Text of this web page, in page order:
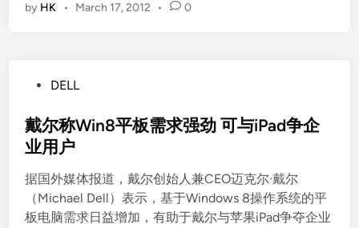
by HK • March 17, 2012 • 0
s
t
d
n
DELL
戴尔称Win8平板需求强劲 可与iPad争企
业用户
据国外媒体报道，戴尔创始人兼CEO迈克尔·戴尔
（Michael Dell）表示，基于Windows 8操作系统的平
板电脑需求日益增加，有助于戴尔与苹果iPad争夺企业